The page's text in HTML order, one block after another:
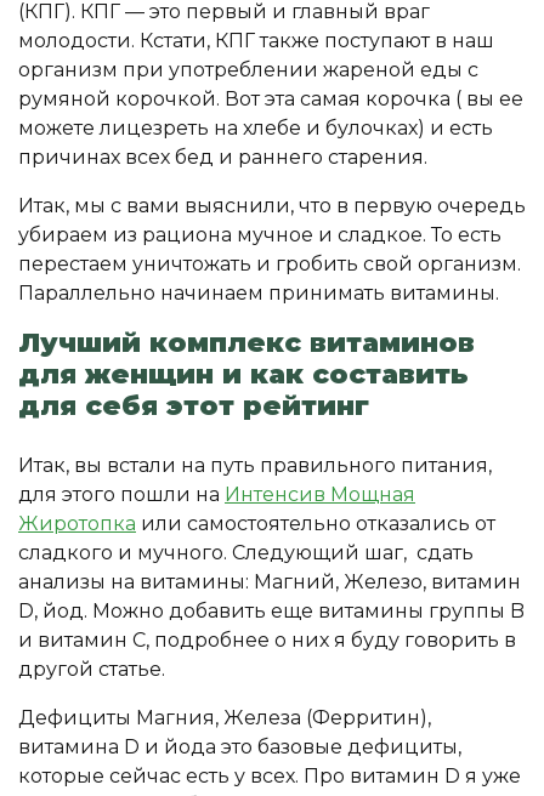
(КПГ). КПГ — это первый и главный враг
молодости. Кстати, КПГ также поступают в наш
организм при употреблении жареной еды с
румяной корочкой. Вот эта самая корочка ( вы ее
можете лицезреть на хлебе и булочках) и есть
причинах всех бед и раннего старения.
Итак, мы с вами выяснили, что в первую очередь
убираем из рациона мучное и сладкое. То есть
перестаем уничтожать и гробить свой организм.
Параллельно начинаем принимать витамины.
Лучший комплекс витаминов
для женщин и как составить
для себя этот рейтинг
Итак, вы встали на путь правильного питания,
для этого пошли на Интенсив Мощная
Жиротопка или самостоятельно отказались от
сладкого и мучного. Следующий шаг, сдать
анализы на витамины: Магний, Железо, витамин
D, йод. Можно добавить еще витамины группы B
и витамин C, подробнее о них я буду говорить в
другой статье.
Дефициты Магния, Железа (Ферритин),
витамина D и йода это базовые дефициты,
которые сейчас есть у всех. Про витамин D я уже